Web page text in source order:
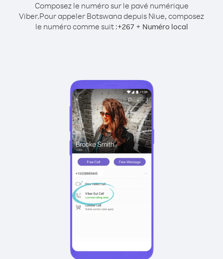
Composez le numéro sur le pavé numérique
Viber.Pour appeler Botswana depuis Niue, composez
le numéro comme suit :+267+ Numéro local